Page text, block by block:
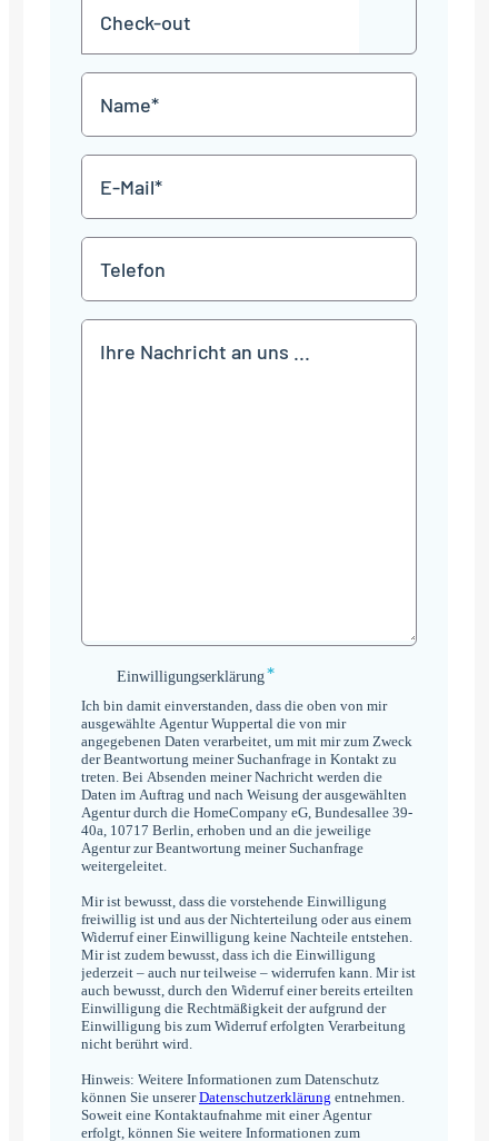
JJJJ
TT
Punkt
MM
JJJJ
Mail
*
Einwilligungserklärung
Einwilligungserklärung*
Ich bin damit einverstanden, dass die oben von mir
ausgewählte Agentur Wuppertal die von mir
angegebenen Daten verarbeitet, um mit mir zum Zweck
der Beantwortung meiner Suchanfrage in Kontakt zu
treten. Bei Absenden meiner Nachricht werden die
Daten im Auftrag und nach Weisung der ausgewählten
Agentur durch die HomeCompany eG, Bundesallee 39-
40a, 10717 Berlin, erhoben und an die jeweilige
Agentur zur Beantwortung meiner Suchanfrage
weitergeleitet.
Mir ist bewusst, dass die vorstehende Einwilligung
freiwillig ist und aus der Nichterteilung oder aus einem
Widerruf einer Einwilligung keine Nachteile entstehen.
Mir ist zudem bewusst, dass ich die Einwilligung
jederzeit – auch nur teilweise – widerrufen kann. Mir ist
auch bewusst, durch den Widerruf einer bereits erteilten
Einwilligung die Rechtmäßigkeit der aufgrund der
Einwilligung bis zum Widerruf erfolgten Verarbeitung
nicht berührt wird.
Hinweis: Weitere Informationen zum Datenschutz
können Sie unsererDatenschutzerklärung entnehmen.
Soweit eine Kontaktaufnahme mit einer Agentur
erfolgt, können Sie weitere Informationen zum